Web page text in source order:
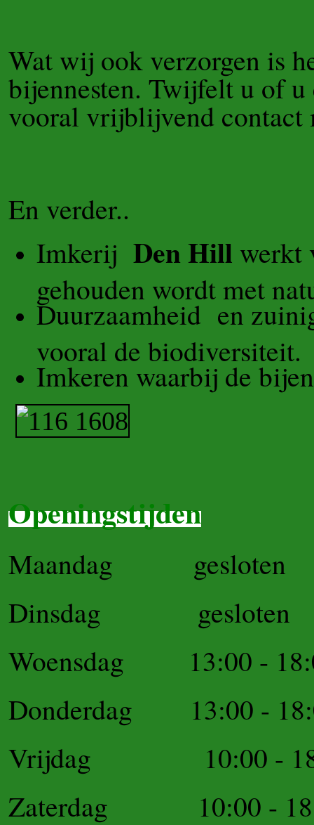
Wat wij ook verzorgen is
bijennesten. Twijfelt u of u
vooral vrijblijvend contact
En verder..
Imkerij Den Hill werkt
gehouden wordt met
Duurzaamheid en
vooral de biodiversiteit.
Imkeren waarbij de
Openingstijden
Maandag gesloten
Dinsdag gesloten
Woensdag 13:00 -
Donderdag 13:00 -
Vrijdag 10:00 -
Zaterdag 10:00 -